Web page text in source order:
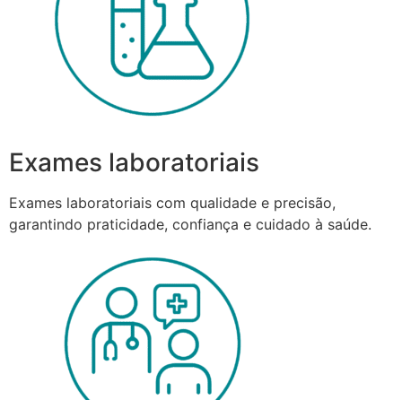
Exames laboratoriais
Exames laboratoriais com qualidade e precisão,
garantindo praticidade, confiança e cuidado à saúde.